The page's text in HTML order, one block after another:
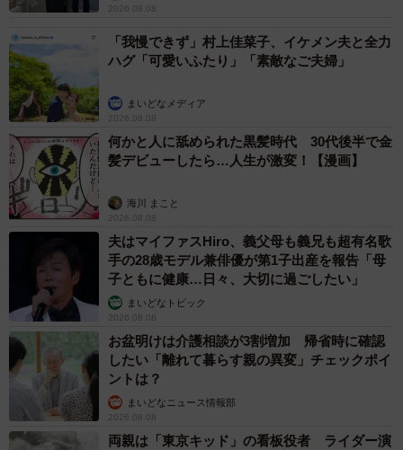
かもしれません。そのような出会いに期待しつつ、顕微鏡
レベルのミクロな撮影も興味があるので挑戦していきたい
と思ってます。海の生物は幼生の頃と成体とでは大きく見
た目が変わることが多いため、ウミウシ、貝、エビ、ウニ
など身近な生物の幼生も観察・撮影したいと思ってます」
とでんかさんは今後の抱負を語っています。
2026.08.08
「我慢できず」村上佳菜子、イケメン夫と全力
ハグ「可愛いふたり」「素敵なご夫婦」
まいどなメディア
2026.08.08
何かと人に舐められた黒髪時代 30代後半で金
髪デビューしたら…人生が激変！【漫画】
海川 まこと
2026.08.08
夫はマイファスHiro、義父母も義兄も超有名歌
手の28歳モデル兼俳優が第1子出産を報告「母
子ともに健康…日々、大切に過ごしたい」
まいどなトピック
2026.08.08
お盆明けは介護相談が3割増加 帰省時に確認
したい「離れて暮らす親の異変」チェックポイ
ントは？
まいどなニュース情報部
2026.08.08
両親は「東京キッド」の看板役者 ライダー演